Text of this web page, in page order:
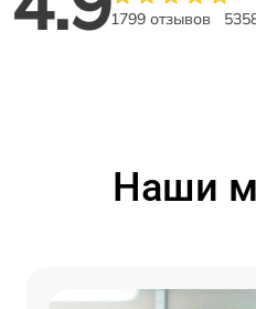
1799 отзывов
Наши